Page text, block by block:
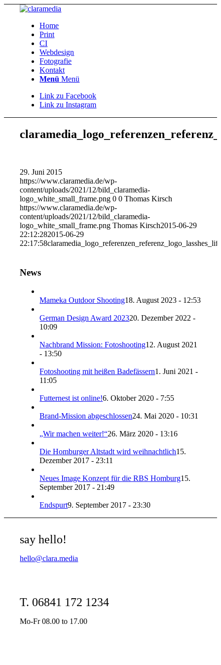
Home
Print
CI
Webdesign
Fotografie
Kontakt
Menü Menü
Link zu Facebook
Link zu Instagram
29. Juni 2015
https://www.claramedia.de/wp-
content/uploads/2021/12/bild_claramedia-
logo_white_small_frame.png 0 0 Thomas Kirsch
https://www.claramedia.de/wp-
content/uploads/2021/12/bild_claramedia-
logo_white_small_frame.png Thomas Kirsch2015-06-29
22:12:282015-06-29
22:17:58
News
Mameka Outdoor Shooting18. August 2023 - 12:53
German Design Award 202320. Dezember 2022 -
10:09
Nachbrand Mission: Fotoshooting12. August 2021
- 13:50
Fotoshooting mit heißen Badefässern1. Juni 2021 -
11:05
Futternest ist online!6. Oktober 2020 - 7:55
Brand-Mission abgeschlossen24. Mai 2020 - 10:31
„Wir machen weiter!“26. März 2020 - 13:16
Die Homburger Altstadt wird weihnachtlich15.
Dezember 2017 - 23:11
Neues Image Konzept für die RBS Homburg15.
September 2017 - 21:49
Endspurt9. September 2017 - 23:30
say hello!
hello@clara.media
T. 06841 172 1234
Mo-Fr 08.00 to 17.00